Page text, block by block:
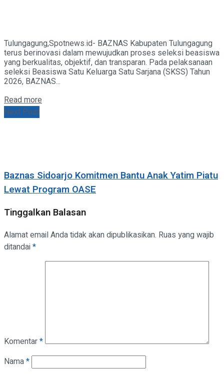
Tulungagung,Spotnews.id- BAZNAS Kabupaten Tulungagung
terus berinovasi dalam mewujudkan proses seleksi beasiswa
yang berkualitas, objektif, dan transparan. Pada pelaksanaan
seleksi Beasiswa Satu Keluarga Satu Sarjana (SKSS) Tahun
2026, BAZNAS...
Read more
Next Post
Baznas Sidoarjo Komitmen Bantu Anak Yatim Piatu
Lewat Program OASE
Tinggalkan Balasan
Alamat email Anda tidak akan dipublikasikan. Ruas yang wajib
ditandai*
Komentar*
Nama*